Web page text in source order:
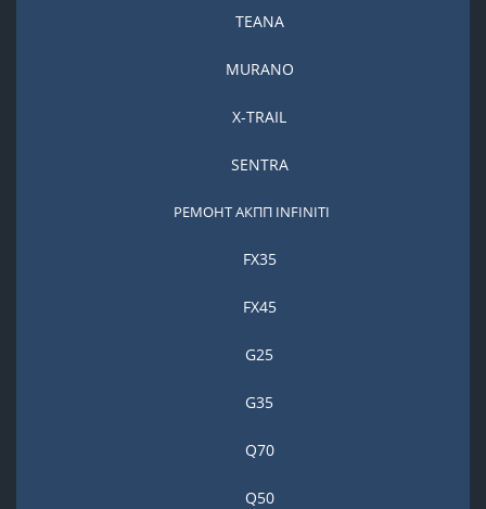
TEANA
MURANO
X-TRAIL
SENTRA
РЕМОНТ АКПП INFINITI
FX35
FX45
G25
G35
Q70
Q50